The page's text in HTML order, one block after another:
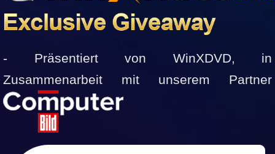
- Präsentiert von WinXDVD, in
Zusammenarbeit mit unserem Partner